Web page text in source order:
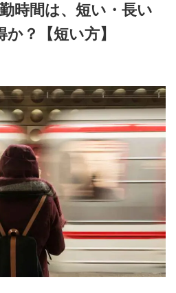
時間は、短い・長い
？【短い方】